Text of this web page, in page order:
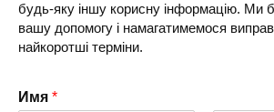
будь-яку іншу корисну інформацію. Ми
вашу допомогу і намагатимемося
найкоротші терміни.
Имя *